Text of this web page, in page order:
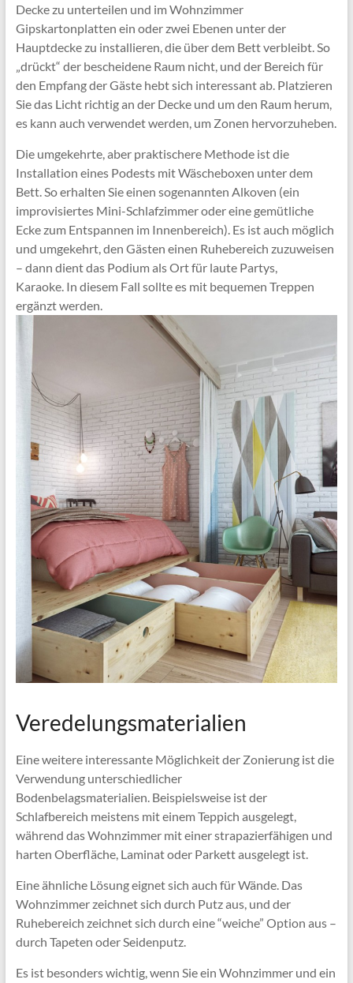
Decke zu unterteilen und im Wohnzimmer
Gipskartonplatten ein oder zwei Ebenen unter der
Hauptdecke zu installieren, die über dem Bett verbleibt. So
„drückt“ der bescheidene Raum nicht, und der Bereich für
den Empfang der Gäste hebt sich interessant ab. Platzieren
Sie das Licht richtig an der Decke und um den Raum herum,
es kann auch verwendet werden, um Zonen hervorzuheben.
Die umgekehrte, aber praktischere Methode ist die
Installation eines Podests mit Wäscheboxen unter dem
Bett. So erhalten Sie einen sogenannten Alkoven (ein
improvisiertes Mini-Schlafzimmer oder eine gemütliche
Ecke zum Entspannen im Innenbereich). Es ist auch möglich
und umgekehrt, den Gästen einen Ruhebereich zuzuweisen
– dann dient das Podium als Ort für laute Partys,
Karaoke. In diesem Fall sollte es mit bequemen Treppen
ergänzt werden.
Veredelungsmaterialien
Eine weitere interessante Möglichkeit der Zonierung ist die
Verwendung unterschiedlicher
Bodenbelagsmaterialien. Beispielsweise ist der
Schlafbereich meistens mit einem Teppich ausgelegt,
während das Wohnzimmer mit einer strapazierfähigen und
harten Oberfläche, Laminat oder Parkett ausgelegt ist.
Eine ähnliche Lösung eignet sich auch für Wände. Das
Wohnzimmer zeichnet sich durch Putz aus, und der
Ruhebereich zeichnet sich durch eine “weiche” Option aus –
durch Tapeten oder Seidenputz.
Es ist besonders wichtig, wenn Sie ein Wohnzimmer und ein